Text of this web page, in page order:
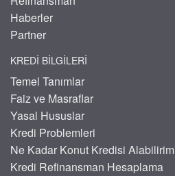
Haberler
Partner
KREDI BILGILERI
Temel Tanımlar
Faiz ve Masraflar
Yasal Hususlar
Kredi Problemleri
Ne Kadar Konut Kredisi Alabilirim
Kredi Refinansman Hesaplama